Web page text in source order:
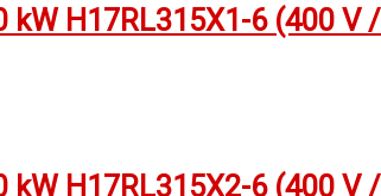
H17RL315X1-6 (400 V
H17RL315X2-6 (400 V